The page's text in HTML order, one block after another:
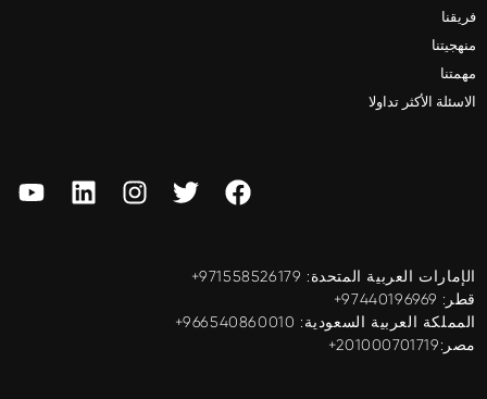
فريقنا
منهجيتنا
مهمتنا
الاسئلة الأكثر تداولا
الإمارات العربية المتحدة: ‎+971558526179
قطر: ‎+97440196969
المملكة العربية السعودية: ‎+966540860010
مصر:201000701719+